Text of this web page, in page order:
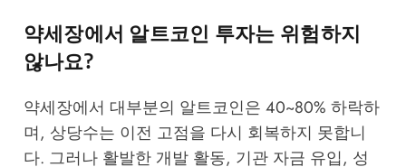
약세장에서 알트코인 투자는 위험하지
않나요?
약세장에서 대부분의 알트코인은 40~80% 하락하
며, 상당수는 이전 고점을 다시 회복하지 못합니
다. 그러나 활발한 개발 활동, 기관 자금 유입, 성